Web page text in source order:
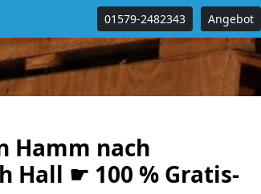
01579-2482343 Angebot
Hamm nach
Hall ☛ 100 % Gratis-